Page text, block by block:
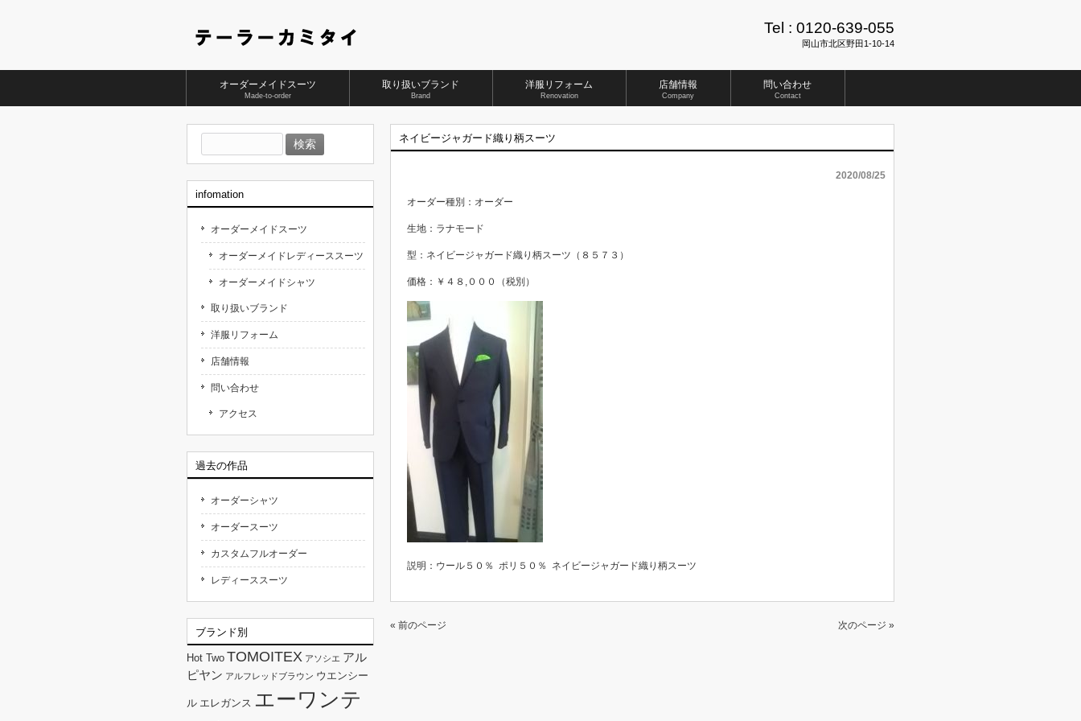
Tel : 0120-639-055
岡山市北区野田1-10-14
オーダーメイドスーツ
Made-to-order
取り扱いブランド
Brand
洋服リフォーム
Renovation
店舗情報
Company
問い合わせ
Contact
ネイビージャガード織り柄スーツ
2020/08/25
オーダー種別：オーダー
生地：ラナモード
型：ネイビージャガード織り柄スーツ（８５７３）
価格：￥４８,０００（税別）
説明：ウール５０％ ポリ５０％ ネイビージャガード織り柄スーツ
« 前のページ 次のページ »
索:
infomation
オーダーメイドスーツ
オーダーメイドレディーススーツ
オーダーメイドシャツ
取り扱いブランド
洋服リフォーム
店舗情報
問い合わせ
アクセス
過去の作品
オーダーシャツ
オーダースーツ
カスタムフルオーダー
レディーススーツ
ブランド別
Hot Two TOMOITEX アソシエ アル
ピヤン アルフレッドブラウン ウエンシー
ル エレガンス エーワンテ